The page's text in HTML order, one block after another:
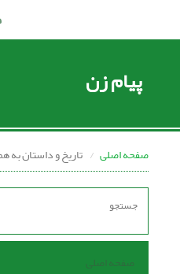
پیام زن
صفحه اصلی تاریخ و داستان
صفحه اصلی